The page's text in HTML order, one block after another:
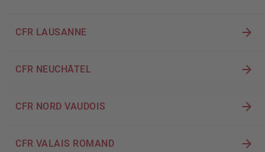
CFR LAUSANNE
CFR NEUCHÂTEL
CFR NORD VAUDOIS
CFR VALAIS ROMAND